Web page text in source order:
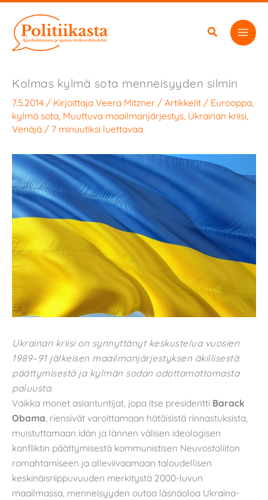
sisältöön
Kolmas kylmä sota menneisyyden silmin
7.5.2014 / Kirjoittaja Veera Mitzner / Artikkelit / Eurooppa
kylmä sota Muuttuva maailmanjärjestys Ukrainan kriisi
Venäjä / 7 minuutiksi luettavaa
Ukrainan kriisi on synnyttänyt keskustelua vuosien
1989–91 jälkeisen maailmanjärjestyksen äkillisestä
päättymisestä ja kylmän sodan odottamattomasta
paluusta.
Vaikka monet asiantuntijat, jopa itse presidentti Barack
Obama, riensivät varoittamaan hätäisistä rinnastuksista,
muistuttamaan idän ja lännen välisen ideologisen
konfliktin päättymisestä kommunistisen Neuvostoliiton
romahtamiseen ja alleviivaamaan taloudellisen
keskinäisriippuvuuden merkitystä 2000-luvun
maailmassa, menneisyyden outoa läsnäoloa Ukraina-